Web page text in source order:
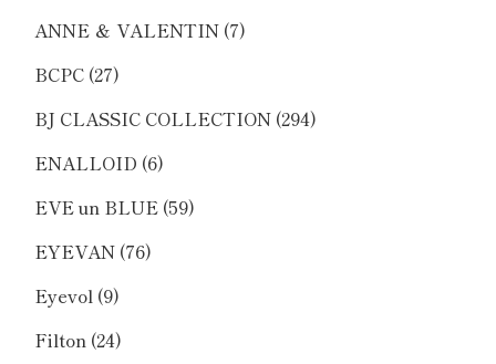
ANNE ＆ VALENTIN (7)
BCPC (27)
BJ CLASSIC COLLECTION (294)
ENALLOID (6)
EVE un BLUE (59)
EYEVAN (76)
Eyevol (9)
Filton (24)